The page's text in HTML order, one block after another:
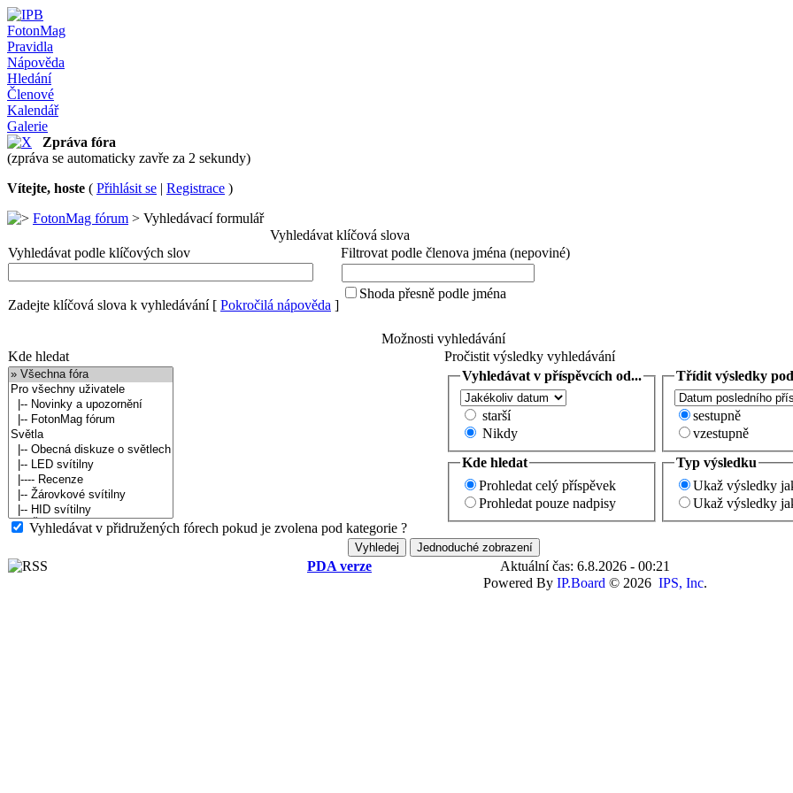
FotonMag
Pravidla
Nápověda
Hledání
Členové
Kalendář
Galerie
Zpráva fóra
(zpráva se automaticky zavře za 2 sekundy)
Vítejte, hoste ( Přihlásit se | Registrace )
FotonMag fórum > Vyhledávací formulář
Vyhledávat klíčová slova
Vyhledávat podle klíčových slov
Filtrovat podle členova jména (nepoviné)
Zadejte klíčová slova k vyhledávání[ Pokročilá nápověda ]
Shoda přesně podle jména
Možnosti vyhledávání
Kde hledat
Pročistit výsledky vyhledávání
Vyhledávat v přidružených fórech pokud je zvolena pod kategorie ?
Vyhledávat v příspěvcích od...
starší
Nikdy
Třídit výsledky
sestupně
vzestupně
Kde hledat
Prohledat celý příspěvek
Prohledat pouze nadpisy
Typ výsledku
Ukaž výsledky
Ukaž výsledky
PDA verze
Aktuální čas: 6.8.2026 - 00:21
Powered By IP.Board © 2026 IPS, Inc.